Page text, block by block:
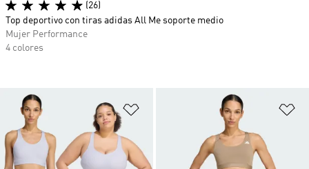
Añadir a la lista de deseos
(26)
Top deportivo con tiras adidas All Me soporte medio
Mujer Performance
4 colores